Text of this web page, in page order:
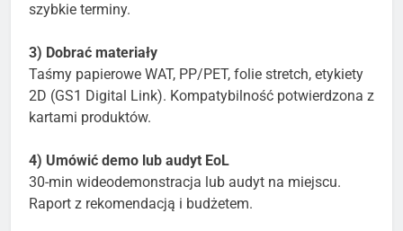
szybkie terminy.
3) Dobrać materiały
Taśmy papierowe WAT, PP/PET, folie stretch, etykiety
2D (GS1 Digital Link). Kompatybilność potwierdzona z
kartami produktów.
4) Umówić demo lub audyt EoL
30-min wideodemonstracja lub audyt na miejscu.
Raport z rekomendacją i budżetem.